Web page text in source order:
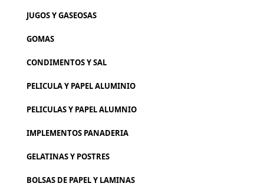
JUGOS Y GASEOSAS
GOMAS
CONDIMENTOS Y SAL
PELICULA Y PAPEL ALUMINIO
PELICULAS Y PAPEL ALUMNIO
IMPLEMENTOS PANADERIA
GELATINAS Y POSTRES
BOLSAS DE PAPEL Y LAMINAS